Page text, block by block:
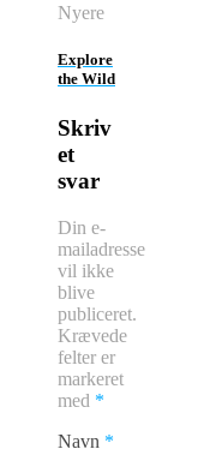
Nyere
Explore
the Wild
Skriv
et
svar
Din e-
mailadresse
vil ikke
blive
publiceret.
Krævede
felter er
markeret
med *
Navn *